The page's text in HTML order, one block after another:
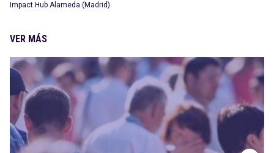
Impact Hub Alameda (Madrid)
VER MÁS